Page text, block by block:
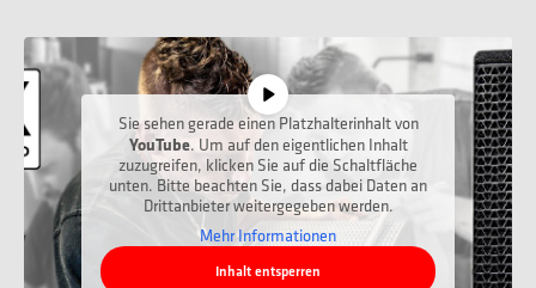
Sie sehen gerade einen Platzhalterinhalt von
YouTube. Um auf den eigentlichen Inhalt
zuzugreifen, klicken Sie auf die Schaltfläche
unten. Bitte beachten Sie, dass dabei Daten an
Drittanbieter weitergegeben werden.
Mehr Informationen
Inhalt entsperren